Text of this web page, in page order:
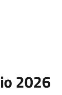
2026